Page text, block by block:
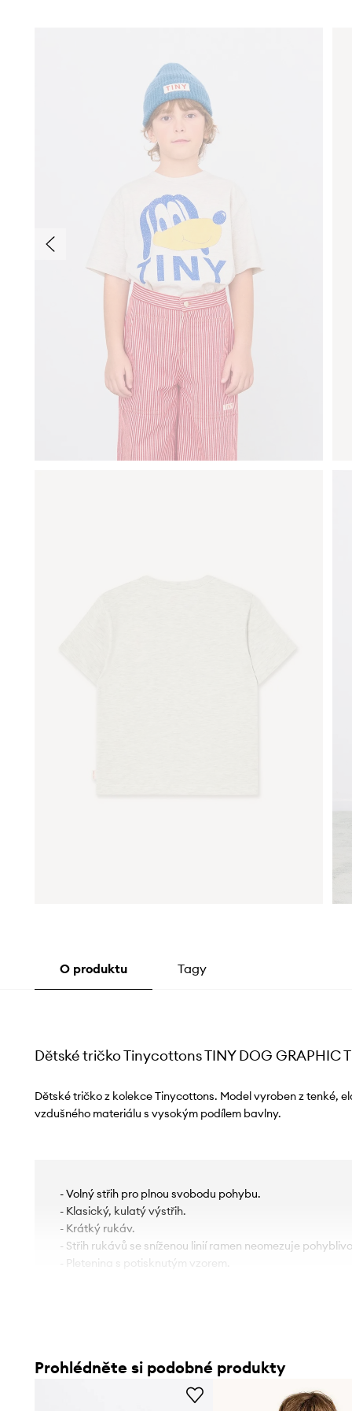
O produktu Tagy
Dětské tričko Tinycottons TINY DOG GRAPHIC
Dětské tričko z kolekce Tinycottons. Model vyroben z tenké,
vzdušného materiálu s vysokým podílem bavlny.
- Volný střih pro plnou svobodu pohybu.
- Klasický, kulatý výstřih.
- Krátký rukáv.
- Střih rukávů se sníženou linií ramen neomezuje
- Pletenina s potisknutým vzorem.
Prohlédněte si podobné produkty